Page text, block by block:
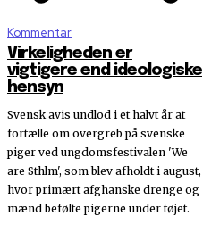
Kommentar
Virkeligheden er
vigtigere end ideologiske
hensyn
Svensk avis undlod i et halvt år at
fortælle om overgreb på svenske
piger ved ungdomsfestivalen 'We
are Sthlm', som blev afholdt i august,
hvor primært afghanske drenge og
mænd befølte pigerne under tøjet.